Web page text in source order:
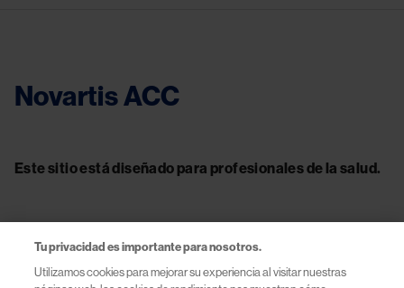
Novartis ACC
Este sitio está diseñado para profesionales de la salud.
Tu privacidad es importante para nosotros.
Utilizamos cookies para mejorar su experiencia al visitar nuestras